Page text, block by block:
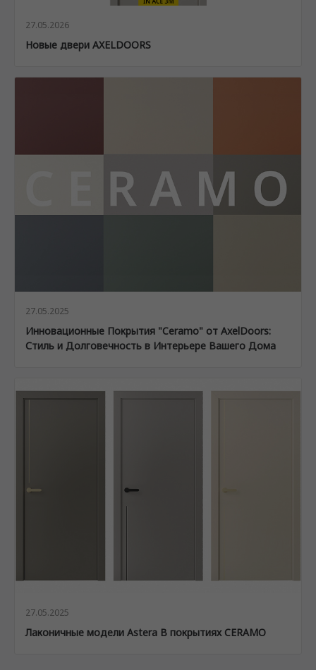
27.05.2026
Новые двери AXELDOORS
27.05.2025
Инновационные Покрытия "Ceramo" от AxelDoors:
Стиль и Долговечность в Интерьере Вашего Дома
27.05.2025
Лаконичные модели Astera В покрытиях CERAMO